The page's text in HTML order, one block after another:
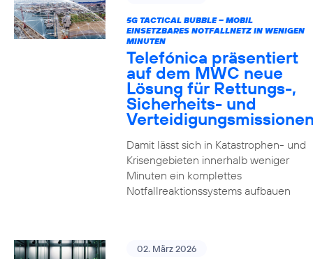
5G TACTICAL BUBBLE – MOBIL
EINSETZBARES NOTFALLNETZ IN WENIGEN
MINUTEN
Telefónica präsentiert
auf dem MWC neue
Lösung für Rettungs-,
Sicherheits- und
Damit lässt sich in Katastrophen- und
Krisengebieten innerhalb weniger
Minuten ein komplettes
Notfallreaktionssystems aufbauen
02. März 2026